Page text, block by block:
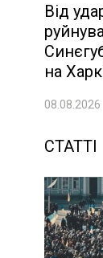
Від
на
08.08.2026
СТАТТІ